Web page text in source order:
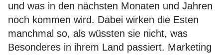
und was in den nächsten Monaten und Jahren
noch kommen wird. Dabei wirken die Esten
manchmal so, als wüssten sie nicht, was
Besonderes in ihrem Land passiert. Marketing